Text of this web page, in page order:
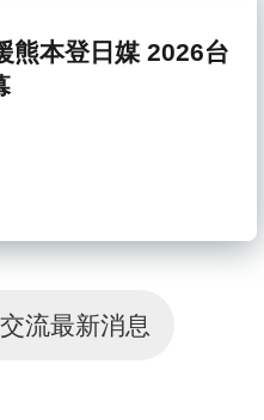
熊本登日媒 2026台
流最新消息